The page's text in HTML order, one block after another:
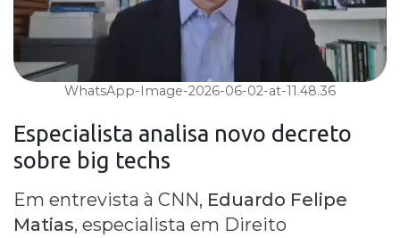
WhatsApp-Image-2026-06-02-at-11.48.36
Especialista analisa novo decreto
sobre big techs
Em entrevista à CNN, Eduardo Felipe
Matias, especialista em Direito